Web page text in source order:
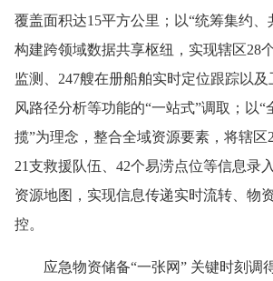
覆盖面积达15平方公里；以“统筹集约、
构建跨领域数据共享枢纽，实现辖区28
监测、247艘在册船舶实时定位跟踪以
风路径分析等功能的“一站式”调取；以“
揽”为理念，整合全域资源要素，将辖区
21支救援队伍、42个易涝点位等信息录
资源地图，实现信息传递实时流转、物
控。
应急物资储备“一张网” 关键时刻调